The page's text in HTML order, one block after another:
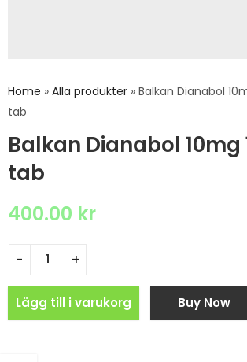
Home » Alla produkter » Balkan Dianabol
tab
Balkan Dianabol 10mg
tab
400.00 kr
Lägg till i varukorg Buy Now